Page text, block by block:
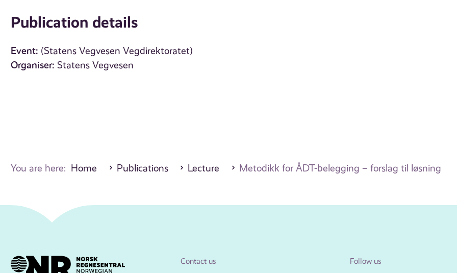
Publication details
Event: (Statens Vegvesen Vegdirektoratet)
Organiser: Statens Vegvesen
You are here: Home Publications Lecture Metodikk for ÅDT-belegging – forslag til løsning
Contact us Follow us